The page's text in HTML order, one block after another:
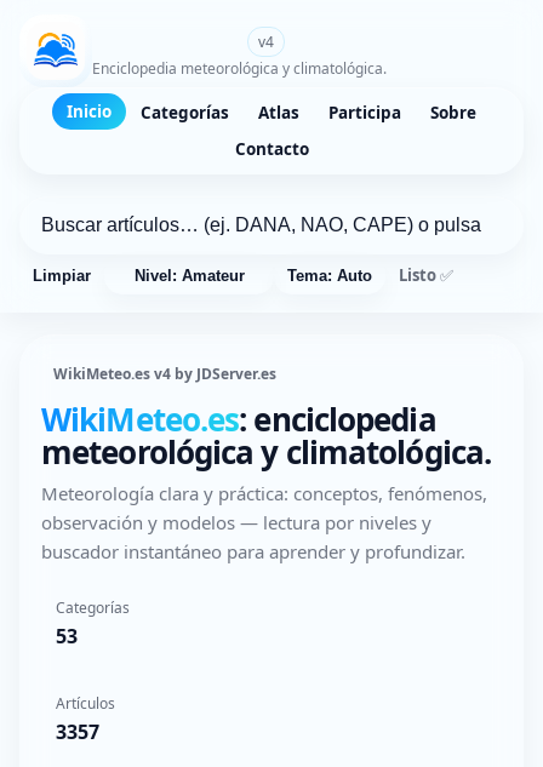
v4
Enciclopedia meteorológica y climatológica.
Inicio Categorías Atlas Participa
Sobre
Contacto
Limpiar Nivel: Amateur Tema: Auto Listo ✅
WikiMeteo.es v4 by JDServer.es
WikiMeteo.es: enciclopedia
meteorológica y climatológica.
Meteorología clara y práctica: conceptos, fenómenos,
observación y modelos — lectura por niveles y
buscador instantáneo para aprender y profundizar.
Categorías
53
Artículos
3357